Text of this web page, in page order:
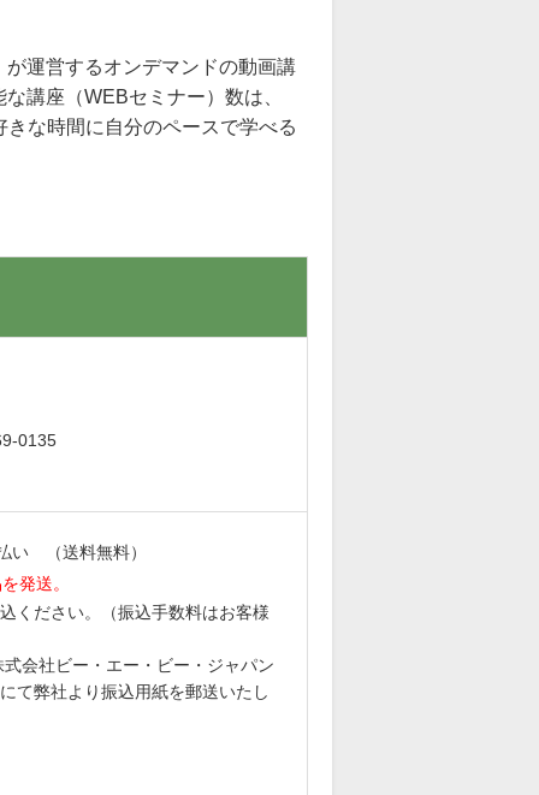
運営するオンデマンドの動画講
講座（WEBセミナー）数は、
な時間に自分のペースで学べる
0135
い （送料無料）
発送。
ください。（振込手数料はお客様
社ビー・エー・ビー・ジャパン
て弊社より振込用紙を郵送いたし